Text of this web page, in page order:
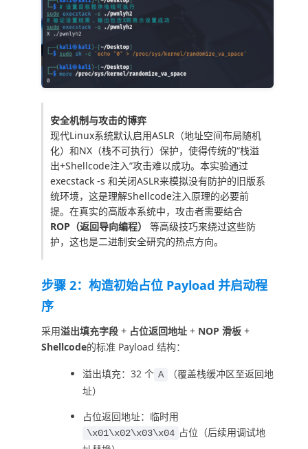
安全机制与攻击的博弈
现代Linux系统默认启用ASLR（地址空间布局随机
化）和NX（栈不可执行）保护，使得传统的“栈溢
出+Shellcode注入”攻击难以成功。本实验通过
execstack -s 和关闭ASLR来模拟没有防护的旧版系
统环境，这是理解Shellcode注入原理的必要前
提。在真实的高版本系统中，攻击者需要结合
ROP（返回导向编程）
等高级技巧来绕过这些防
护，这也是二进制安全研究的热点方向。
步骤 2：构造初始占位 Payload 并启动程
序
采用溢出填充字段 + 占位返回地址 + NOP 滑板 +
Shellcode的标准 Payload 结构：
溢出填充：32 个 A
（覆盖栈缓冲区至返回地
址）
占位返回地址：临时用
\x01\x02\x03\x04 占位（后续用调试地